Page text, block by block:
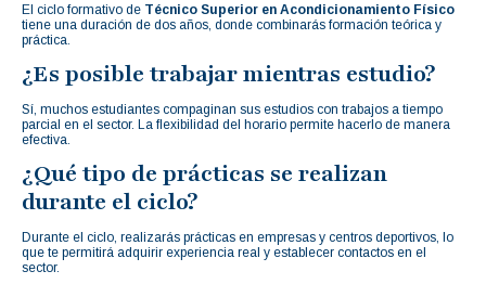
El ciclo formativo de Técnico Superior en Acondicionamiento Físico
tiene una duración de dos años, donde combinarás formación teórica y
práctica.
¿Es posible trabajar mientras estudio?
Sí, muchos estudiantes compaginan sus estudios con trabajos a tiempo
parcial en el sector. La flexibilidad del horario permite hacerlo de manera
efectiva.
¿Qué tipo de prácticas se realizan
durante el ciclo?
Durante el ciclo, realizarás prácticas en empresas y centros deportivos, lo
que te permitirá adquirir experiencia real y establecer contactos en el
sector.